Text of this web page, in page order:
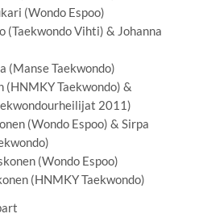
(Wondo Espoo)
(Taekwondo Vihti) & Johanna
(Manse Taekwondo)
Taekwondo) &
2011)
(Wondo Espoo) & Sirpa
(Wondo Espoo)
(HNMKY Taekwondo)